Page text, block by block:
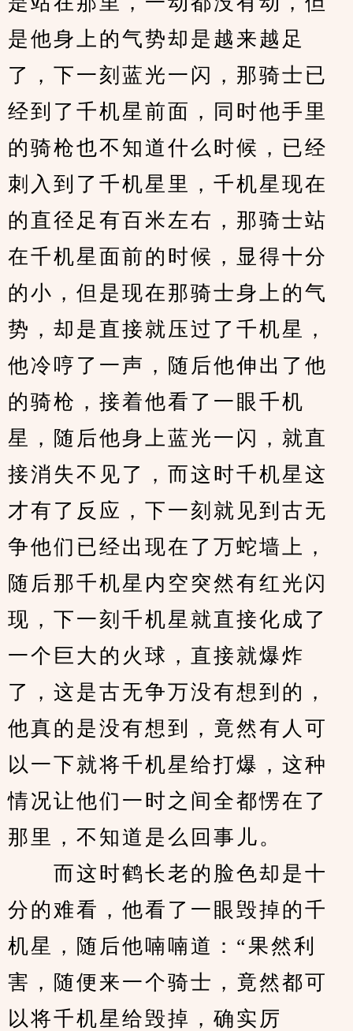
是他身上的气势却是越来越足
了，下一刻蓝光一闪，那骑士已
经到了千机星前面，同时他手里
的骑枪也不知道什么时候，已经
刺入到了千机星里，千机星现在
的直径足有百米左右，那骑士站
在千机星面前的时候，显得十分
的小，但是现在那骑士身上的气
势，却是直接就压过了千机星，
他冷哼了一声，随后他伸出了他
的骑枪，接着他看了一眼千机
星，随后他身上蓝光一闪，就直
接消失不见了，而这时千机星这
才有了反应，下一刻就见到古无
争他们已经出现在了万蛇墙上，
随后那千机星内空突然有红光闪
现，下一刻千机星就直接化成了
一个巨大的火球，直接就爆炸
了，这是古无争万没有想到的，
他真的是没有想到，竟然有人可
以一下就将千机星给打爆，这种
情况让他们一时之间全都愣在了
那里，不知道是么回事儿。
而这时鹤长老的脸色却是十
分的难看，他看了一眼毁掉的千
机星，随后他喃喃道：“果然利
害，随便来一个骑士，竟然都可
以将千机星给毁掉，确实厉